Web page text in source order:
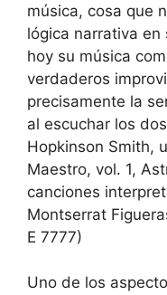
música, cosa que
lógica narrativa
hoy su música
verdaderos
precisamente la
al escuchar los
Hopkinson Smith,
Maestro, vol. 1,
canciones
Montserrat
E 7777)
Uno de los